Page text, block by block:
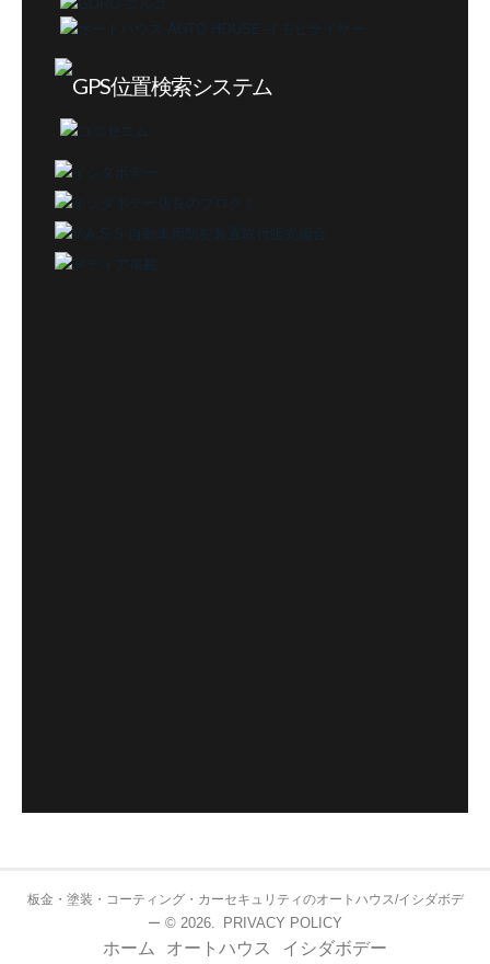
板金・塗装・コーティング・カーセキュリティのオートハウス/イシダボデ
ー © 2026. PRIVACY POLICY
ホーム オートハウス
イシダボデー